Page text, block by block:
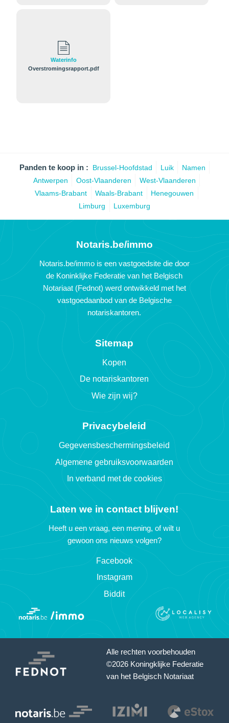
Waterinfo
Overstromingsrapport.pdf
Panden te koop in : Brussel-Hoofdstad Luik
Namen
Antwerpen
Oost-Vlaanderen
West-Vlaanderen
Vlaams-Brabant
Waals-Brabant
Henegouwen
Limburg
Luxemburg
Notaris.be/immo
Notaris.be/immo is een vastgoedsite die door
de Koninklijke Federatie van het Belgisch
Notariaat (Fednot) werd ontwikkeld met het
vastgoedaanbod van de Belgische
notariskantoren.
Sitemap
Kopen
De notariskantoren
Wie zijn wij?
Privacybeleid
Gegevensbeschermingsbeleid
Algemene gebruiksvoorwaarden
In verband met de cookies
Laten we in contact blijven!
Heeft u een vraag, een mening, of wilt u
gewoon ons nieuws volgen?
Facebook
Instagram
Biddit
Alle rechten voorbehouden
©2026 Koningklijke Federatie
van het Belgisch Notariaat